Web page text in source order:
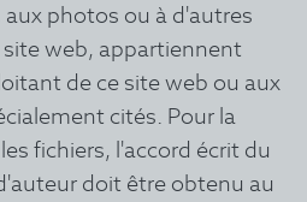
photos ou à d'autres
web, appartiennent
de ce site web ou aux
cités. Pour la
fichiers, l'accord écrit du
doit être obtenu au